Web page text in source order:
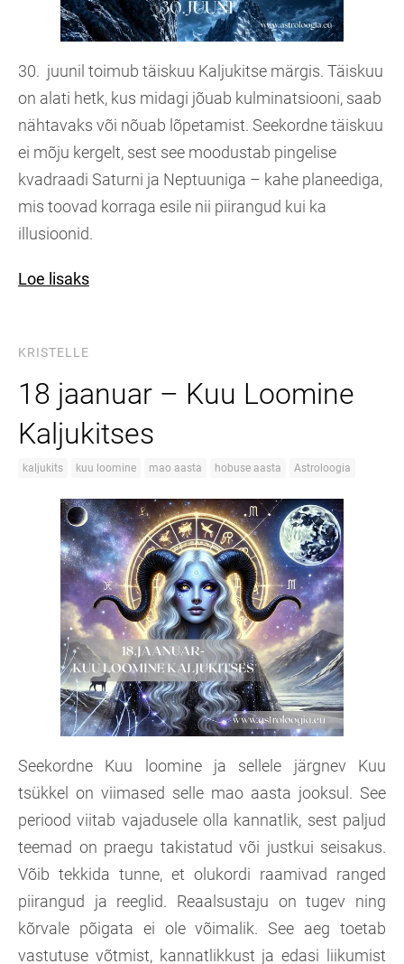
30. juunil toimub täiskuu Kaljukitse märgis. Täiskuu
on alati hetk, kus midagi jõuab kulminatsiooni, saab
nähtavaks või nõuab lõpetamist. Seekordne täiskuu
ei mõju kergelt, sest see moodustab pingelise
kvadraadi Saturni ja Neptuuniga – kahe planeediga,
mis toovad korraga esile nii piirangud kui ka
illusioonid.
Loe lisaks
KRISTELLE
18 jaanuar – Kuu Loomine
Kaljukitses
kaljukits kuu loomine mao aasta hobuse aasta Astroloogia
Seekordne Kuu loomine ja sellele järgnev Kuu
tsükkel on viimased selle mao aasta jooksul. See
periood viitab vajadusele olla kannatlik, sest paljud
teemad on praegu takistatud või justkui seisakus.
Võib tekkida tunne, et olukordi raamivad ranged
piirangud ja reeglid. Reaalsustaju on tugev ning
kõrvale põigata ei ole võimalik. See aeg toetab
vastutuse võtmist, kannatlikkust ja edasi liikumist